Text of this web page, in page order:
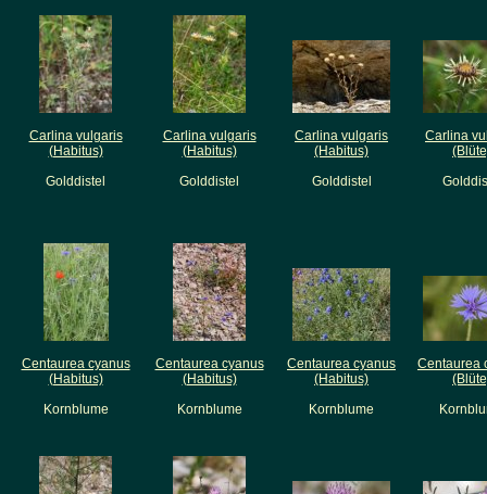
Carlina vulgaris
(Habitus)
Golddistel
Carlina vulgaris
(Habitus)
Golddistel
Carlina vulgaris
(Habitus)
Golddistel
Carlina
Centaurea cyanus
(Habitus)
Kornblume
Centaurea cyanus
(Habitus)
Kornblume
Centaurea cyanus
(Habitus)
Kornblume
Centaurea